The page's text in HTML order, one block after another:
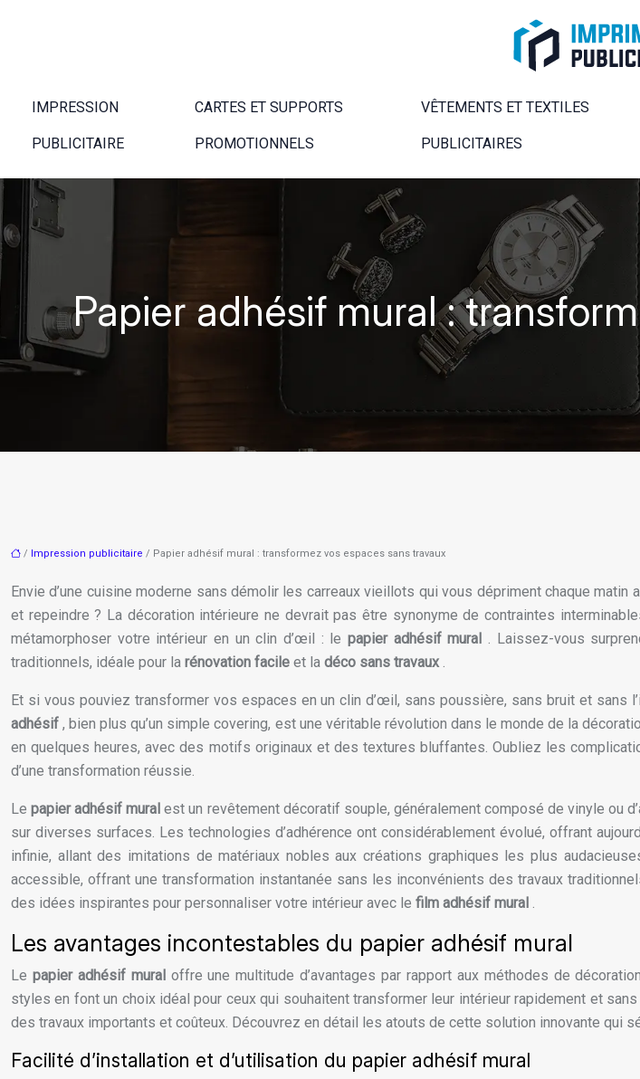
IMPRESSION
PUBLICITAIRE
CARTES ET SUPPORTS
PROMOTIONNELS
VÊTEMENTS ET TEXTILES
PUBLICITAIRES
Papier adhésif mural :
/ Impression publicitaire / Papier adhésif mural : transformez vos espaces sans travaux
Envie d’une cuisine moderne sans démolir les carreaux vieillots qui vous dépriment chaque
et repeindre ? La décoration intérieure ne devrait pas être synonyme de contraintes
métamorphoser votre intérieur en un clin d’œil : le papier adhésif mural . Laissez-vous
traditionnels, idéale pour la rénovation facile et la déco sans travaux.
Et si vous pouviez transformer vos espaces en un clin d’œil, sans poussière, sans bruit et
adhésif, bien plus qu’un simple covering, est une véritable révolution dans le monde de la
en quelques heures, avec des motifs originaux et des textures bluffantes. Oubliez les
d’une transformation réussie.
Lepapier adhésif muralest un revêtement décoratif souple, généralement composé de vinyle ou
sur diverses surfaces. Les technologies d’adhérence ont considérablement évolué, offrant
infinie, allant des imitations de matériaux nobles aux créations graphiques les plus
accessible, offrant une transformation instantanée sans les inconvénients des travaux
des idées inspirantes pour personnaliser votre intérieur avec le film adhésif mural .
Les avantages incontestables du papier adhésif mural
Le papier adhésif mural offre une multitude d’avantages par rapport aux méthodes de
styles en font un choix idéal pour ceux qui souhaitent transformer leur intérieur rapidement et
des travaux importants et coûteux. Découvrez en détail les atouts de cette solution innovante qui
Facilité d’installation et d’utilisation du papier adhésif mural